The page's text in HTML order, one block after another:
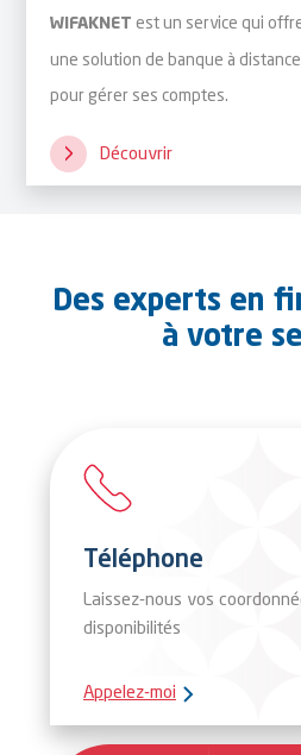
WIFAKNET est un service qui
une solution de banque à
pour gérer ses comptes.
Découvrir
Des experts en
à votre
Téléphone
Laissez-nous vos
disponibilités
Appelez-moi